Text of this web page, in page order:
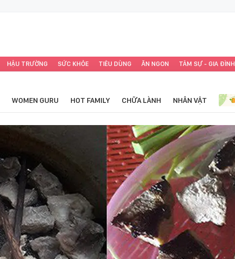
HẬU TRƯỜNG SỨC KHỎE TIÊU DÙNG ĂN NGON TÂM SỰ - GIA ĐÌNH
WOMEN GURU HOT FAMILY CHỮA LÀNH NHÂN VẬT